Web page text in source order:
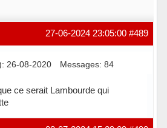
#489
27-06-2024 23:05:00
26-08-2020 Messages: 84
ce serait Lambourde qui